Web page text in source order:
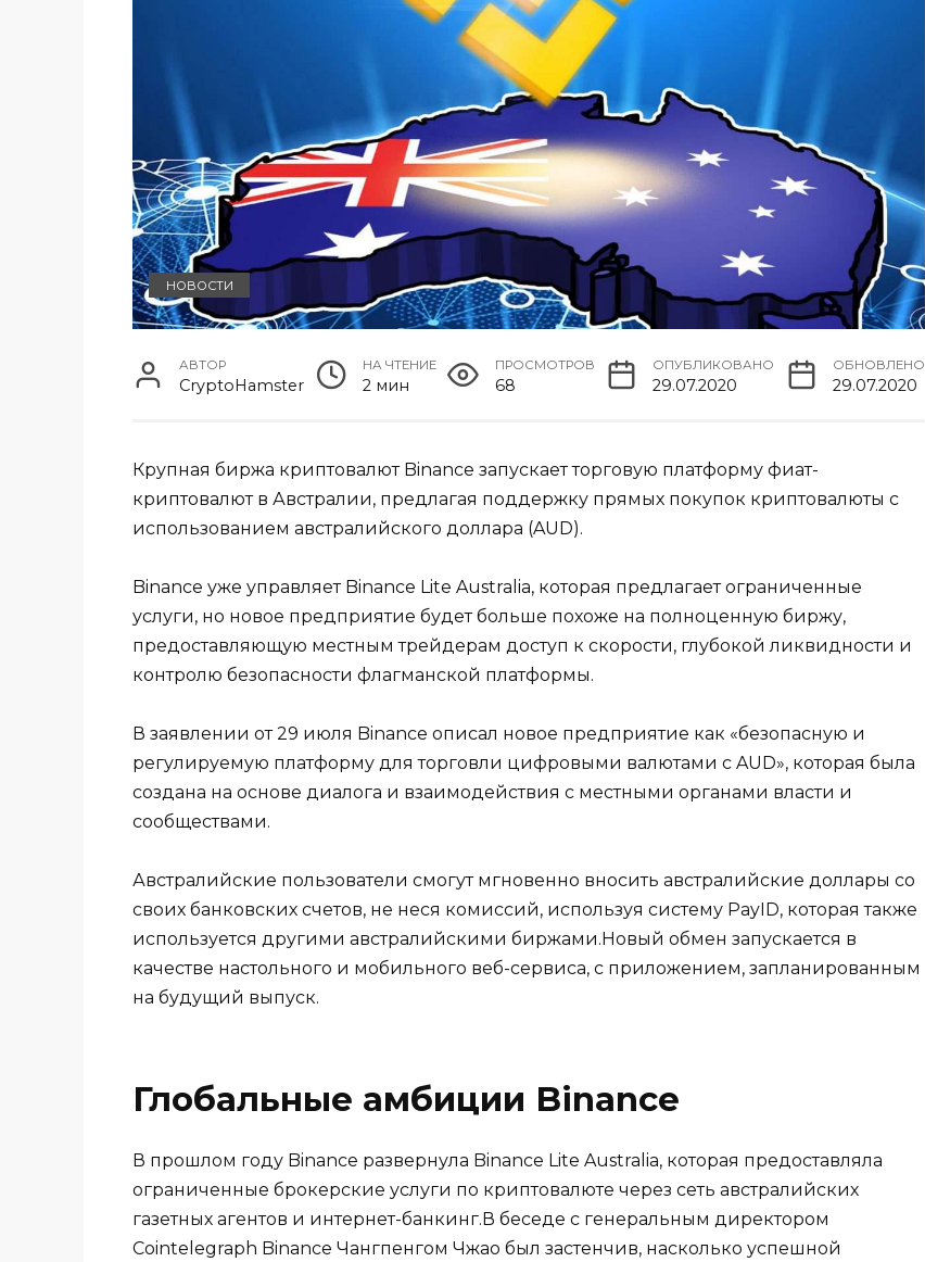
НОВОСТИ
АВТОР
CryptoHamster
НА ЧТЕНИЕ
2 мин
ПРОСМОТРОВ
68
ОПУБЛИКОВАНО
29.07.2020
ОБНОВЛЕНО
29.07.2020
Крупная биржа криптовалют Binance запускает торговую платформу фиат-
криптовалют в Австралии, предлагая поддержку прямых покупок криптовалюты с
использованием австралийского доллара (AUD).
Binance уже управляет Binance Lite Australia, которая предлагает ограниченные
услуги, но новое предприятие будет больше похоже на полноценную биржу,
предоставляющую местным трейдерам доступ к скорости, глубокой ликвидности и
контролю безопасности флагманской платформы.
В заявлении от 29 июля Binance описал новое предприятие как «безопасную и
регулируемую платформу для торговли цифровыми валютами с AUD», которая была
создана на основе диалога и взаимодействия с местными органами власти и
сообществами.
Австралийские пользователи смогут мгновенно вносить австралийские доллары со
своих банковских счетов, не неся комиссий, используя систему PayID, которая также
используется другими австралийскими биржами.Новый обмен запускается в
качестве настольного и мобильного веб-сервиса, с приложением, запланированным
на будущий выпуск.
Глобальные амбиции Binance
В прошлом году Binance развернула Binance Lite Australia, которая предоставляла
ограниченные брокерские услуги по криптовалюте через сеть австралийских
газетных агентов и интернет-банкинг.В беседе с генеральным директором
Cointelegraph Binance Чангпенгом Чжао был застенчив, насколько успешной